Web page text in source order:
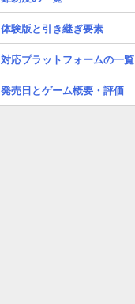
体験版と引き継ぎ要素
対応プラットフォームの一覧
発売日とゲーム概要・評価